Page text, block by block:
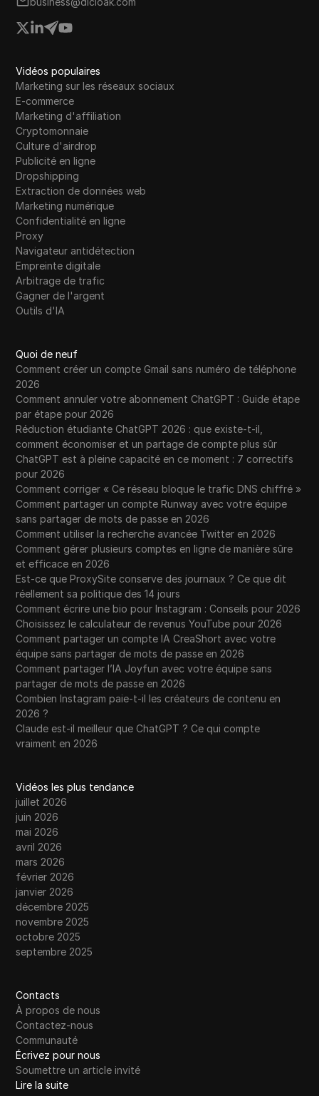
Vidéos populaires
Marketing sur les réseaux sociaux
E-commerce
Marketing d'affiliation
Cryptomonnaie
Culture d'airdrop
Publicité en ligne
Dropshipping
Extraction de données web
Marketing numérique
Confidentialité en ligne
Proxy
Navigateur antidétection
Empreinte digitale
Arbitrage de trafic
Gagner de l'argent
Outils d'IA
Quoi de neuf
Comment créer un compte Gmail sans numéro de téléphone
2026
Comment annuler votre abonnement ChatGPT : Guide étape
par étape pour 2026
Réduction étudiante ChatGPT 2026 : que existe-t-il,
comment économiser et un partage de compte plus sûr
ChatGPT est à pleine capacité en ce moment : 7 correctifs
pour 2026
Comment corriger « Ce réseau bloque le trafic DNS chiffré »
Comment partager un compte Runway avec votre équipe
sans partager de mots de passe en 2026
Comment utiliser la recherche avancée Twitter en 2026
Comment gérer plusieurs comptes en ligne de manière sûre
et efficace en 2026
Est-ce que ProxySite conserve des journaux ? Ce que dit
réellement sa politique des 14 jours
Comment écrire une bio pour Instagram : Conseils pour 2026
Choisissez le calculateur de revenus YouTube pour 2026
Comment partager un compte IA CreaShort avec votre
équipe sans partager de mots de passe en 2026
Comment partager l’IA Joyfun avec votre équipe sans
partager de mots de passe en 2026
Combien Instagram paie-t-il les créateurs de contenu en
2026 ?
Claude est-il meilleur que ChatGPT ? Ce qui compte
vraiment en 2026
Vidéos les plus tendance
juillet 2026
juin 2026
mai 2026
avril 2026
mars 2026
février 2026
janvier 2026
décembre 2025
novembre 2025
octobre 2025
septembre 2025
Contacts
À propos de nous
Contactez-nous
Communauté
Écrivez pour nous
Soumettre un article invité
Lire la suite